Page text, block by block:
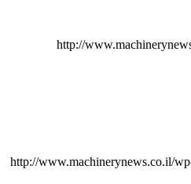
http://
http://www.machinerynews.co.il/